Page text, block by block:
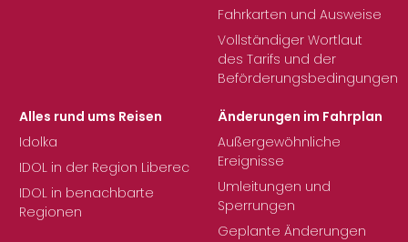
Fahrkarten und Ausweise
Vollständiger Wortlaut
des Tarifs und der
Beförderungsbedingungen
Alles rund ums Reisen
Idolka
IDOL in der Region Liberec
IDOL in benachbarte
Regionen
Änderungen im Fahrplan
Außergewöhnliche
Ereignisse
Umleitungen und
Sperrungen
Geplante Änderungen